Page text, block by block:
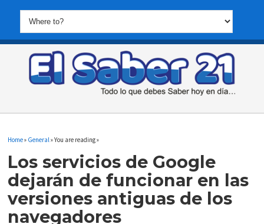
Home» General » You are reading »
Los servicios de Google
dejarán de funcionar en las
versiones antiguas de los
navegadores